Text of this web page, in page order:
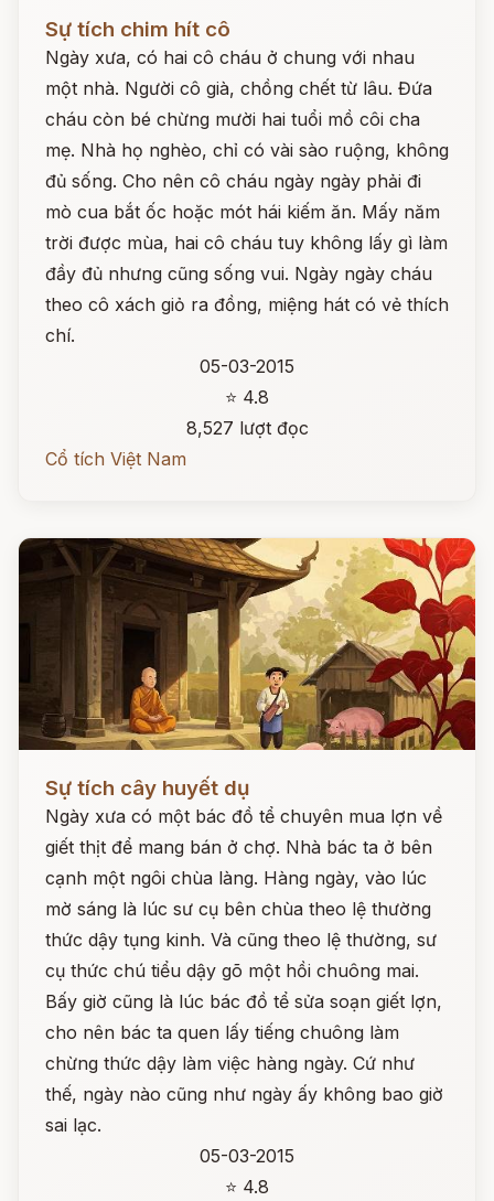
Sự tích chim hít cô
Ngày xưa, có hai cô cháu ở chung với nhau
một nhà. Người cô già, chồng chết từ lâu. Đứa
cháu còn bé chừng mười hai tuổi mồ côi cha
mẹ. Nhà họ nghèo, chỉ có vài sào ruộng, không
đủ sống. Cho nên cô cháu ngày ngày phải đi
mò cua bắt ốc hoặc mót hái kiếm ăn. Mấy năm
trời được mùa, hai cô cháu tuy không lấy gì làm
đầy đủ nhưng cũng sống vui. Ngày ngày cháu
theo cô xách giỏ ra đồng, miệng hát có vẻ thích
chí.
05-03-2015
⭐ 4.8
8,527 lượt đọc
Cổ tích Việt Nam
Sự tích cây huyết dụ
Ngày xưa có một bác đồ tể chuyên mua lợn về
giết thịt để mang bán ở chợ. Nhà bác ta ở bên
cạnh một ngôi chùa làng. Hàng ngày, vào lúc
mờ sáng là lúc sư cụ bên chùa theo lệ thường
thức dậy tụng kinh. Và cũng theo lệ thường, sư
cụ thức chú tiểu dậy gõ một hồi chuông mai.
Bấy giờ cũng là lúc bác đồ tể sửa soạn giết lợn,
cho nên bác ta quen lấy tiếng chuông làm
chừng thức dậy làm việc hàng ngày. Cứ như
thế, ngày nào cũng như ngày ấy không bao giờ
sai lạc.
05-03-2015
⭐ 4.8